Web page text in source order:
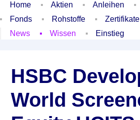
Home Aktien Anleihen
Fonds
Rohstoffe Zertifikate
News
Wissen Einstieg
HSBC
World